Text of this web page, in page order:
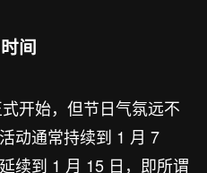
间
开始，但节日气氛远不
动通常持续到 1 月 7
续到 1 月 15 日，即所谓